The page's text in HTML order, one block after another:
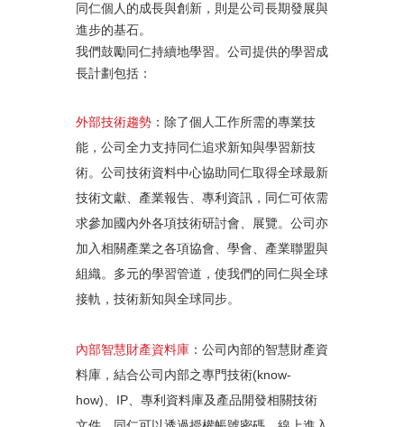
同仁個人的成長與創新，則是公司長期發展與
進步的基石。
我們鼓勵同仁持續地學習。公司提供的學習成
長計劃包括：
外部技術趨勢 ：除了個人工作所需的專業技
能，公司全力支持同仁追求新知與學習新技
術。公司技術資料中心協助同仁取得全球最新
技術文獻、產業報告、專利資訊，同仁可依需
求參加國內外各項技術研討會、展覽。公司亦
加入相關產業之各項協會、學會、產業聯盟與
組織。多元的學習管道，使我們的同仁與全球
接軌，技術新知與全球同步。
內部智慧財產資料庫 ：公司內部的智慧財產資
料庫，結合公司内部之專門技術(know-
how)、IP、專利資料庫及產品開發相關技術